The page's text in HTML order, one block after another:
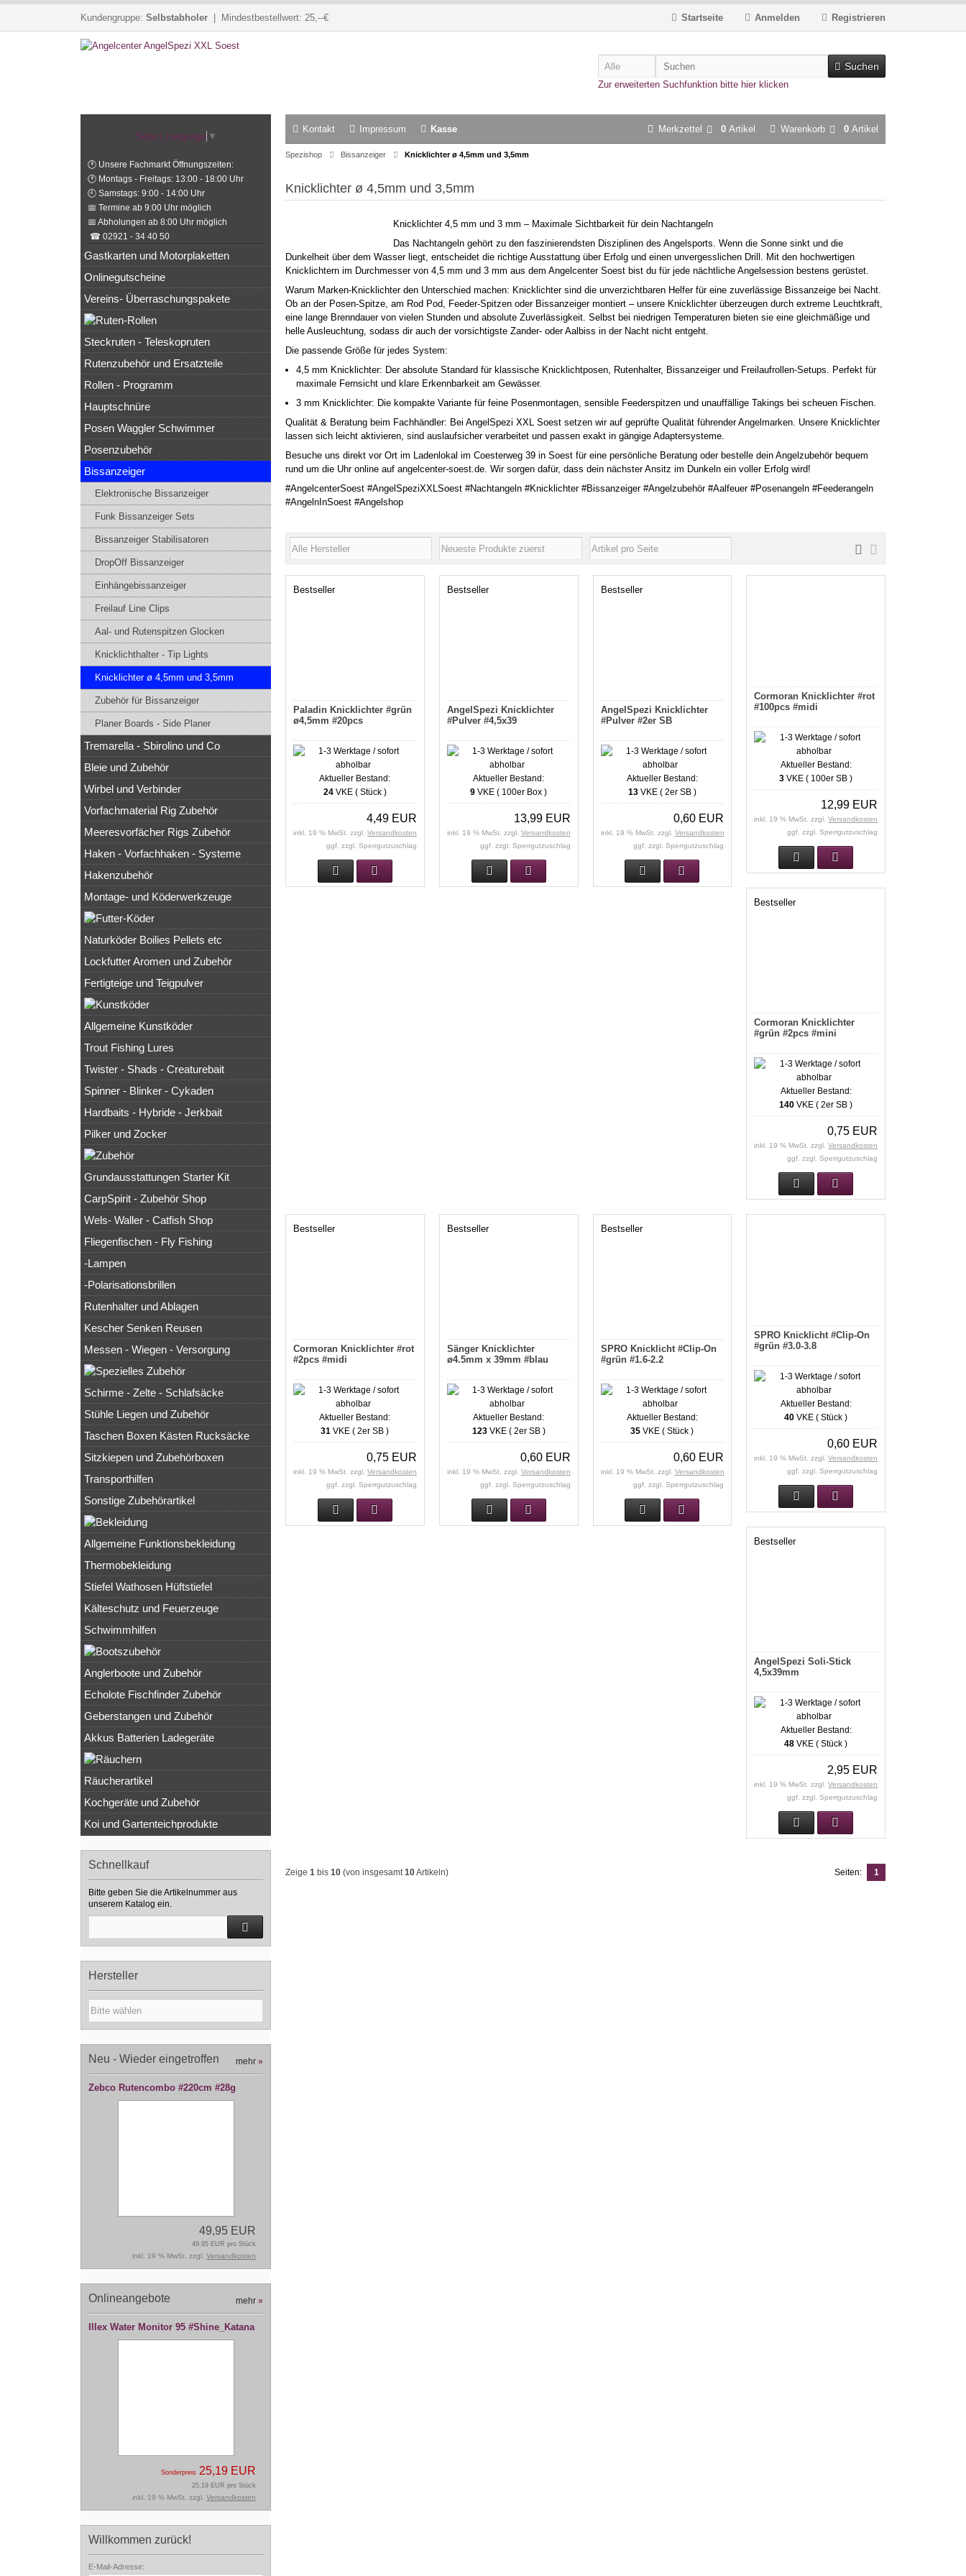
Kundengruppe: Selbstabholer | Mindestbestellwert: 25,--€ Registrieren
Anmelden
Startseite
Suchen
Zur erweiterten Suchfunktion bitte hier klicken
Kontakt Impressum Kasse Warenkorb 0 Artikel
Merkzettel 0 Artikel
Spezishop Bissanzeiger Knicklichter ø 4,5mm und 3,5mm
Knicklichter ø 4,5mm und 3,5mm
Knicklichter 4,5 mm und 3 mm – Maximale Sichtbarkeit für dein Nachtangeln
Das Nachtangeln gehört zu den faszinierendsten Disziplinen des Angelsports. Wenn die Sonne sinkt und die
Dunkelheit über dem Wasser liegt, entscheidet die richtige Ausstattung über Erfolg und einen unvergesslichen Drill. Mit den hochwertigen
Knicklichtern im Durchmesser von 4,5 mm und 3 mm aus dem Angelcenter Soest bist du für jede nächtliche Angelsession bestens gerüstet.
Warum Marken-Knicklichter den Unterschied machen: Knicklichter sind die unverzichtbaren Helfer für eine zuverlässige Bissanzeige bei Nacht.
Ob an der Posen-Spitze, am Rod Pod, Feeder-Spitzen oder Bissanzeiger montiert – unsere Knicklichter überzeugen durch extreme Leuchtkraft,
eine lange Brenndauer von vielen Stunden und absolute Zuverlässigkeit. Selbst bei niedrigen Temperaturen bieten sie eine gleichmäßige und
helle Ausleuchtung, sodass dir auch der vorsichtigste Zander- oder Aalbiss in der Nacht nicht entgeht.
Die passende Größe für jedes System:
4,5 mm Knicklichter: Der absolute Standard für klassische Knicklichtposen, Rutenhalter, Bissanzeiger und Freilaufrollen-Setups. Perfekt für
maximale Fernsicht und klare Erkennbarkeit am Gewässer.
3 mm Knicklichter: Die kompakte Variante für feine Posenmontagen, sensible Feederspitzen und unauffällige Takings bei scheuen Fischen.
Qualität & Beratung beim Fachhändler: Bei AngelSpezi XXL Soest setzen wir auf geprüfte Qualität führender Angelmarken. Unsere Knicklichter
lassen sich leicht aktivieren, sind auslaufsicher verarbeitet und passen exakt in gängige Adaptersysteme.
Besuche uns direkt vor Ort im Ladenlokal im Coesterweg 39 in Soest für eine persönliche Beratung oder bestelle dein Angelzubehör bequem
rund um die Uhr online auf angelcenter-soest.de. Wir sorgen dafür, dass dein nächster Ansitz im Dunkeln ein voller Erfolg wird!
#AngelcenterSoest #AngelSpeziXXLSoest #Nachtangeln #Knicklichter #Bissanzeiger #Angelzubehör #Aalfeuer #Posenangeln #Feederangeln
#AngelnInSoest #Angelshop
Bestseller
Paladin Knicklichter #grün
ø4,5mm #20pcs
Aktueller Bestand:
24VKE ( Stück )
4,49 EUR
inkl. 19 % MwSt. zzgl. Versandkosten
ggf. zzgl. Sperrgutzuschlag
Bestseller
AngelSpezi Knicklichter
#Pulver #4,5x39
Aktueller Bestand:
9 VKE ( 100er Box )
13,99 EUR
inkl. 19 % MwSt. zzgl. Versandkosten
ggf. zzgl. Sperrgutzuschlag
Bestseller
AngelSpezi Knicklichter
#Pulver #2er SB
Aktueller Bestand:
13VKE ( 2er SB )
0,60 EUR
inkl. 19 % MwSt. zzgl. Versandkosten
ggf. zzgl. Sperrgutzuschlag
Cormoran Knicklichter #rot
#100pcs #midi
Aktueller Bestand:
3 VKE ( 100er SB )
12,99 EUR
inkl. 19 % MwSt. zzgl.Versandkosten
ggf. zzgl. Sperrgutzuschlag
Bestseller
Cormoran Knicklichter
#grün #2pcs #mini
Aktueller Bestand:
140 VKE ( 2er SB )
0,75 EUR
inkl. 19 % MwSt. zzgl.Versandkosten
ggf. zzgl. Sperrgutzuschlag
Bestseller
Cormoran Knicklichter #rot
#2pcs #midi
Aktueller Bestand:
31 VKE ( 2er SB )
0,75 EUR
inkl. 19 % MwSt. zzgl. Versandkosten
ggf. zzgl. Sperrgutzuschlag
Bestseller
Sänger Knicklichter
ø4.5mm x 39mm #blau
Aktueller Bestand:
123VKE ( 2er SB )
0,60 EUR
inkl. 19 % MwSt. zzgl. Versandkosten
ggf. zzgl. Sperrgutzuschlag
Bestseller
SPRO Knicklicht #Clip-On
#grün #1.6-2.2
Aktueller Bestand:
35 VKE ( Stück )
0,60 EUR
inkl. 19 % MwSt. zzgl. Versandkosten
ggf. zzgl. Sperrgutzuschlag
SPRO Knicklicht #Clip-On
#grün #3.0-3.8
Aktueller Bestand:
40 VKE ( Stück )
0,60 EUR
inkl. 19 % MwSt. zzgl.Versandkosten
ggf. zzgl. Sperrgutzuschlag
Bestseller
AngelSpezi Soli-Stick
4,5x39mm
Aktueller Bestand:
48 VKE ( Stück )
2,95 EUR
inkl. 19 % MwSt. zzgl.Versandkosten
ggf. zzgl. Sperrgutzuschlag
Zeige 1 bis 10 (von insgesamt10Artikeln) Seiten: 1
Select Language ▼
🕐 Unsere Fachmarkt Öffnungszeiten:
🕐 Montags - Freitags: 13:00 - 18:00 Uhr
🕘 Samstags: 9:00 - 14:00 Uhr
📅 Termine ab 9:00 Uhr möglich
📅 Abholungen ab 8:00 Uhr möglich
☎ 02921 - 34 40 50
Gastkarten und Motorplaketten
Onlinegutscheine
Vereins- Überraschungspakete
Steckruten - Teleskopruten
Rutenzubehör und Ersatzteile
Rollen - Programm
Hauptschnüre
Posen Waggler Schwimmer
Posenzubehör
Bissanzeiger
Elektronische Bissanzeiger
Funk Bissanzeiger Sets
Bissanzeiger Stabilisatoren
DropOff Bissanzeiger
Einhängebissanzeiger
Freilauf Line Clips
Aal- und Rutenspitzen Glocken
Knicklichthalter - Tip Lights
Knicklichter ø 4,5mm und 3,5mm
Zubehör für Bissanzeiger
Planer Boards - Side Planer
Tremarella - Sbirolino und Co
Bleie und Zubehör
Wirbel und Verbinder
Vorfachmaterial Rig Zubehör
Meeresvorfächer Rigs Zubehör
Haken - Vorfachhaken - Systeme
Hakenzubehör
Montage- und Köderwerkzeuge
Naturköder Boilies Pellets etc
Lockfutter Aromen und Zubehör
Fertigteige und Teigpulver
Allgemeine Kunstköder
Trout Fishing Lures
Twister - Shads - Creaturebait
Spinner - Blinker - Cykaden
Hardbaits - Hybride - Jerkbait
Pilker und Zocker
Grundausstattungen Starter Kit
CarpSpirit - Zubehör Shop
Wels- Waller - Catfish Shop
Fliegenfischen - Fly Fishing
-Lampen
-Polarisationsbrillen
Rutenhalter und Ablagen
Kescher Senken Reusen
Messen - Wiegen - Versorgung
Schirme - Zelte - Schlafsäcke
Stühle Liegen und Zubehör
Taschen Boxen Kästen Rucksäcke
Sitzkiepen und Zubehörboxen
Transporthilfen
Sonstige Zubehörartikel
Allgemeine Funktionsbekleidung
Thermobekleidung
Stiefel Wathosen Hüftstiefel
Kälteschutz und Feuerzeuge
Schwimmhilfen
Anglerboote und Zubehör
Echolote Fischfinder Zubehör
Geberstangen und Zubehör
Akkus Batterien Ladegeräte
Räucherartikel
Kochgeräte und Zubehör
Koi und Gartenteichprodukte
Schnellkauf
Bitte geben Sie die Artikelnummer aus
unserem Katalog ein.
Hersteller
Neu - Wieder eingetroffen mehr »
Zebco Rutencombo #220cm #28g
49,95 EUR
49,95 EUR pro Stück
inkl. 19 % MwSt. zzgl. Versandkosten
Onlineangebote mehr »
Illex Water Monitor 95 #Shine_Katana
Sonderpreis 25,19 EUR
25,19 EUR pro Stück
inkl. 19 % MwSt. zzgl. Versandkosten
Willkommen zurück!
E-Mail-Adresse: